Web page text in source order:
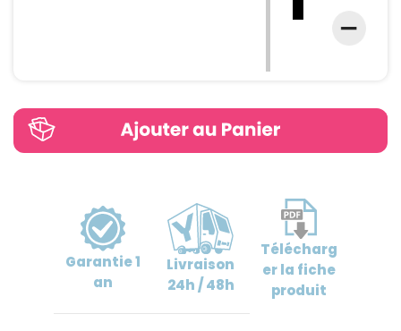
Garantie1
an
Livraison
24h / 48h
Télécharg
erla fiche
produit